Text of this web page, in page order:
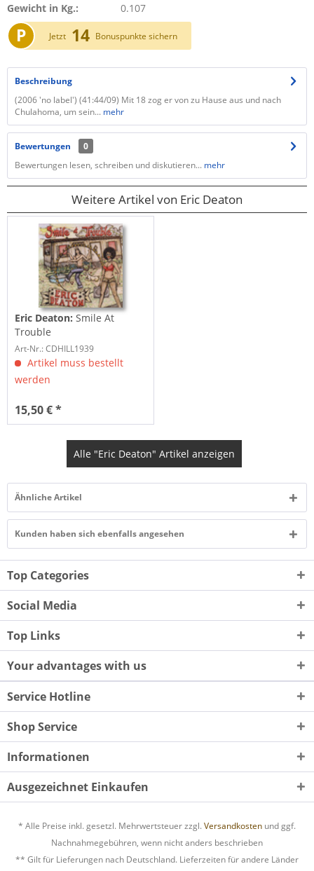
Gewicht in Kg.:
0.107
P Jetzt 14 Bonuspunkte sichern
Beschreibung
(2006 'no label') (41:44/09) Mit 18 zog er von zu Hause aus und nach
Chulahoma, um sein... mehr
Bewertungen
0
Bewertungen lesen, schreiben und diskutieren... mehr
Weitere Artikel von Eric Deaton
Eric Deaton:Smile At
Trouble
Art-Nr.: CDHILL1939
Artikel muss bestellt
werden
15,50 € *
Alle "Eric Deaton" Artikel anzeigen
Ähnliche Artikel
Kunden haben sich ebenfalls angesehen
Top Categories
Social Media
Top Links
Your advantages with us
Service Hotline
Shop Service
Informationen
Ausgezeichnet Einkaufen
* Alle Preise inkl. gesetzl. Mehrwertsteuer zzgl. Versandkosten und ggf.
Nachnahmegebühren, wenn nicht anders beschrieben
** Gilt für Lieferungen nach Deutschland. Lieferzeiten für andere Länder